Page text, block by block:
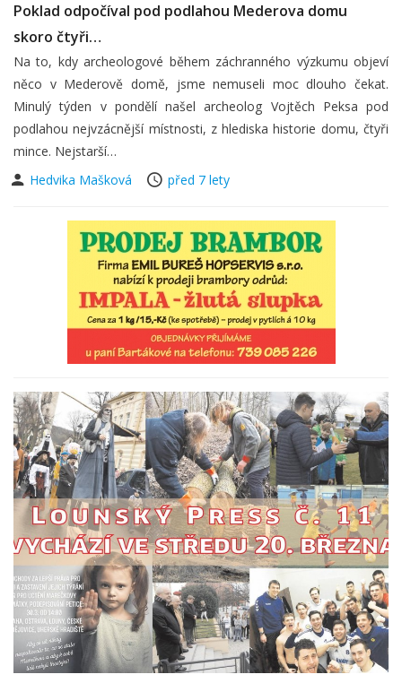
Poklad odpočíval pod podlahou Mederova domu
skoro čtyři…
Na to, kdy archeologové během záchranného výzkumu objeví
něco v Mederově domě, jsme nemuseli moc dlouho čekat.
Minulý týden v pondělí našel archeolog Vojtěch Peksa pod
podlahou nejvzácnější místnosti, z hlediska historie domu, čtyři
mince. Nejstarší…
Hedvika Mašková
před 7 lety